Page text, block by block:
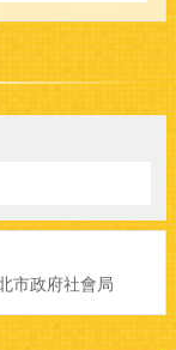
市政府社會局